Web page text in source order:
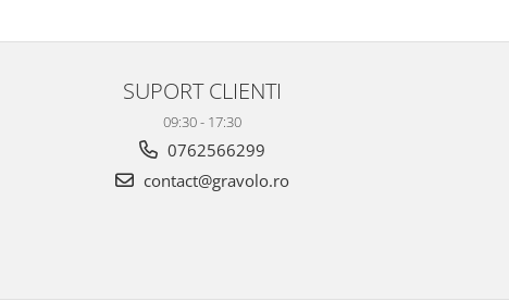
SUPORT CLIENTI
09:30 - 17:30
0762566299
contact@gravolo.ro